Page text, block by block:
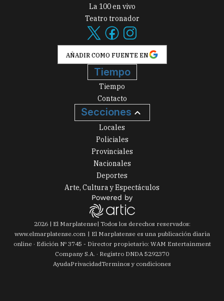
La 100 en vivo
Teatro tronador
AÑADIR COMO FUENTE EN
Tiempo
Tiempo
Contacto
Secciones
Locales
Policiales
Provinciales
Nacionales
Deportes
Arte, Cultura y Espectáculos
2026| El Marplatense| Todos los derechos reservados:
www.elmarplatense.com
El Marplatense es una publicación diaria
online · Edición Nº 3745 - Director propietario: WAM Entertainment
Company S.A. · Registro DNDA 5292370
AyudaPrivacidadTerminos y condiciones